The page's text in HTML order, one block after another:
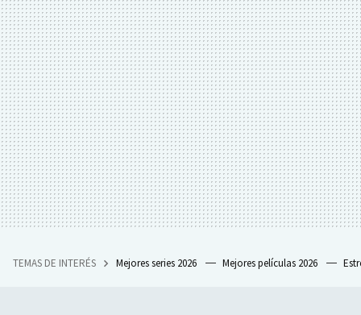
TEMAS DE INTERÉS Mejores series 2026 Mejores películas 2026